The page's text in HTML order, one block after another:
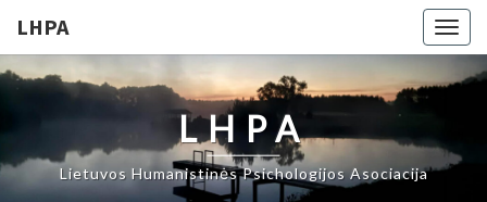
LHPA
LHPA
Lietuvos Humanistinės Psichologijos Asociacija